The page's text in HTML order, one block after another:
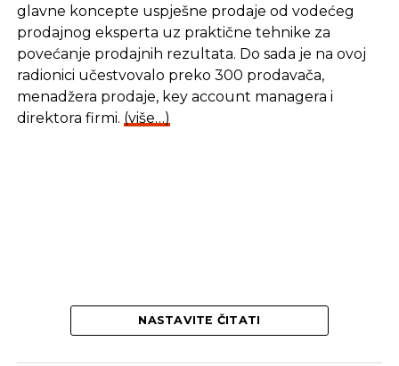
glavne koncepte uspješne prodaje od vodećeg
prodajnog eksperta uz praktične tehnike za
povećanje prodajnih rezultata. Do sada je na ovoj
radionici učestvovalo preko 300 prodavača,
menadžera prodaje, key account managera i
direktora firmi. (više…)
NASTAVITE ČITATI